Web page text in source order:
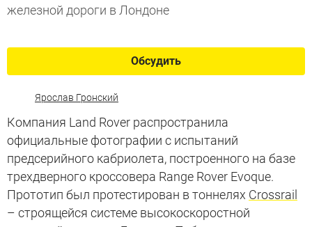
железной дороги в Лондоне
Обсудить
Ярослав Гронский
Компания Land Rover распространила
официальные фотографии с испытаний
предсерийного кабриолета, построенного на базе
трехдверного кроссовера Range Rover Evoque.
Прототип был протестирован в тоннелях Crossrail
– строящейся системе высокоскоростной